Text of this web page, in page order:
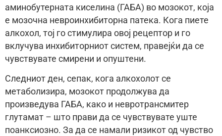
аминобутерната киселина (ГАБА) во мозокот, која
е мозочна невроинхибиторна патека. Кога пиете
алкохол, тој го стимулира овој рецептор и го
вклучува инхибиторниот систем, правејќи да се
чувствувате смирени и опуштени.
Следниот ден, сепак, кога алкохолот се
метаболизира, мозокот продолжува да
произведува ГАБА, како и невротрансмитер
глутамат – што прави да се чувствувате уште
поанксиозно. За да се намали ризикот од чувство